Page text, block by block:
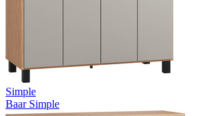
Simple
Baar Simple